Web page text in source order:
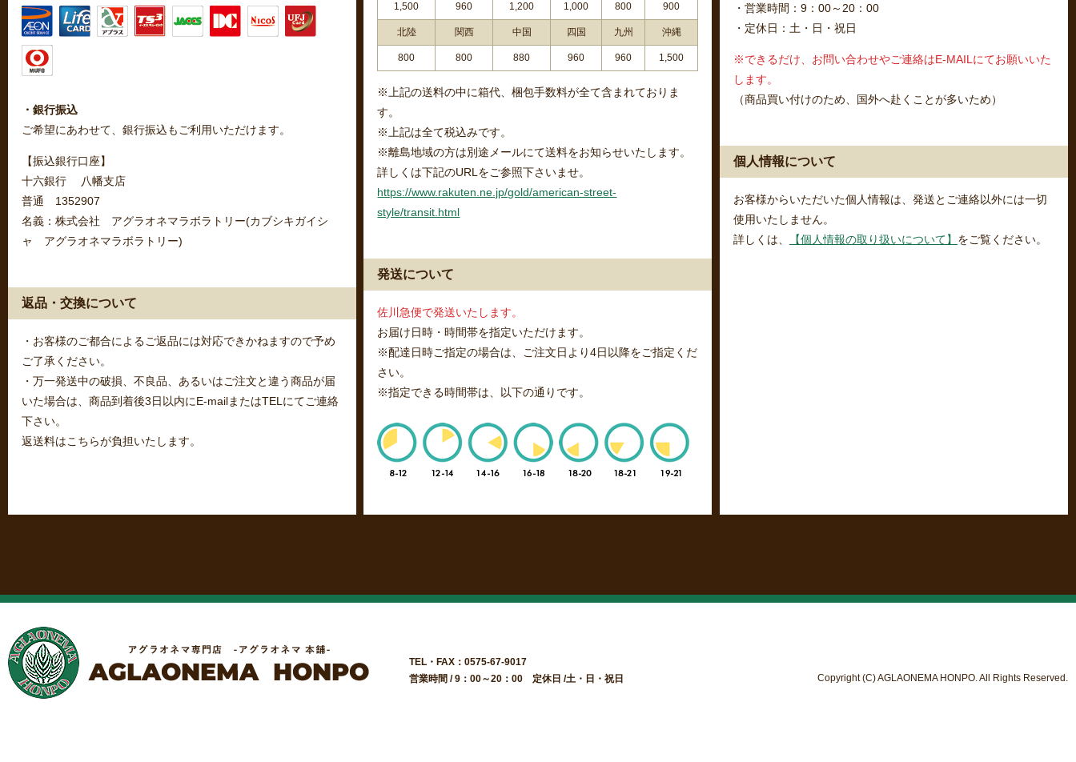
・銀行振込
ご希望にあわせて、銀行振込もご利用いただけます。
【振込銀行口座】
十六銀行 八幡支店
普通 1352907
名義：株式会社 アグラオネマラボラトリー(カブシキガイシ
ャ アグラオネマラボラトリー)
返品・交換について
・お客様のご都合によるご返品には対応できかねますので予め
ご了承ください。
・万一発送中の破損、不良品、あるいはご注文と違う商品が届
いた場合は、商品到着後3日以内にE-mailまたはTELにてご連絡
下さい。
返送料はこちらが負担いたします。
1,500 960 1,200 1,000 800 900
北陸 関西 中国 四国 九州 沖縄
800 800 880 960 960 1,500
※上記の送料の中に箱代、梱包手数料が全て含まれておりま
す。
※上記は全て税込みです。
※離島地域の方は別途メールにて送料をお知らせいたします。
詳しくは下記のURLをご参照下さいませ。
https://www.rakuten.ne.jp/gold/american-street-
style/transit.html
発送について
佐川急便で発送いたします。
お届け日時・時間帯を指定いただけます。
※配達日時ご指定の場合は、ご注文日より4日以降をご指定くだ
さい。
※指定できる時間帯は、以下の通りです。
・営業時間：9：00～20：00
・定休日：土・日・祝日
※できるだけ、お問い合わせやご連絡はE-MAILにてお願いいた
します。
（商品買い付けのため、国外へ赴くことが多いため）
個人情報について
お客様からいただいた個人情報は、発送とご連絡以外には一切
使用いたしません。
詳しくは、
【個人情報の取り扱いについて】 をご覧ください。
TEL・FAX：0575-67-9017
営業時間 / 9：00～20：00 定休日 /土・日・祝日
Copyright (C) AGLAONEMA HONPO. All Rights Reserved.